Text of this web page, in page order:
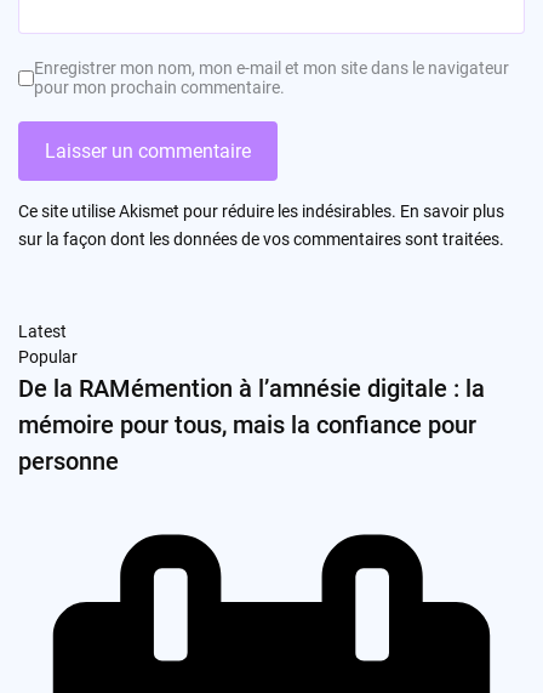
Enregistrer mon nom, mon e-mail et mon site dans le navigateur
pour mon prochain commentaire.
Ce site utilise Akismet pour réduire les indésirables. En savoir plus
sur la façon dont les données de vos commentaires sont traitées.
Latest
Popular
De la RAMémention à l’amnésie digitale : la
mémoire pour tous, mais la confiance pour
personne